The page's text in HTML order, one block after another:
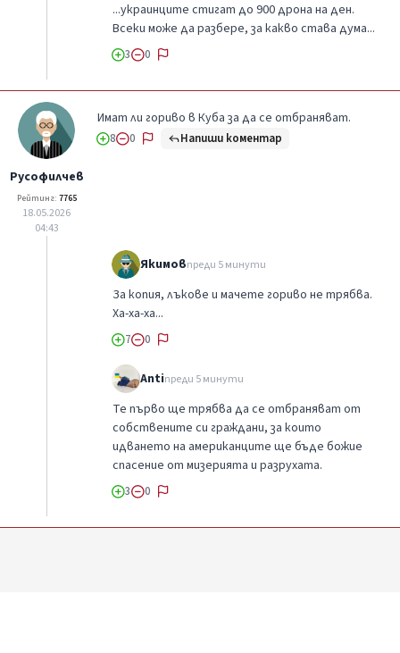
...украинците стигат до 900 дрона на ден.
Всеки може да разбере, за какво става дума...
3 0
Русофилчев
Рейтинг: 7765
18.05.2026
04:43
Имат ли гориво в Куба за да се отбраняват.
8 0 Напиши коментар
Якимовпреди 5 минути
За копия, лъкове и мачете гориво не трябва.
Ха-ха-ха...
7 0
Antiпреди 5 минути
Те първо ще трябва да се отбраняват от
собствените си граждани, за които
идването на американците ще бъде божие
спасение от мизерията и разрухата.
3 0